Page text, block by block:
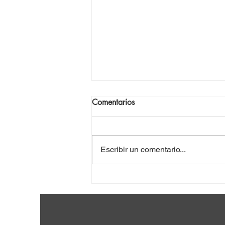
por la Paz y la Abolición de
Comentarios
Escribir un comentario...